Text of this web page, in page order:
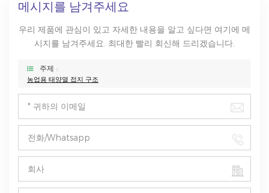
메시지를 남겨주세요
우리 제품에 관심이 있고 자세한 내용을 알고 싶다면 여기에 메
시지를 남겨주세요. 최대한 빨리 회신해 드리겠습니다.
주제 :
농업용 태양열 접지 구조